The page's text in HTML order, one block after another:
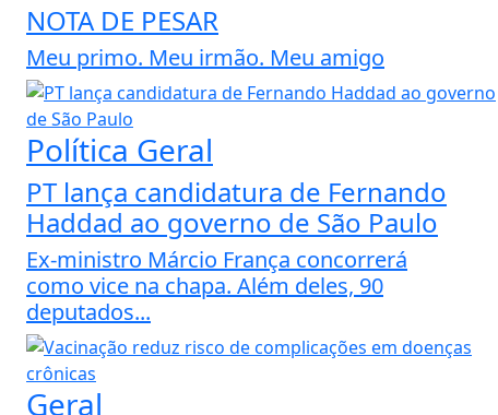
NOTA DE PESAR
Meu primo. Meu irmão. Meu amigo
Política Geral
PT lança candidatura de Fernando
Haddad ao governo de São Paulo
Ex-ministro Márcio França concorrerá
como vice na chapa. Além deles, 90
deputados...
Geral